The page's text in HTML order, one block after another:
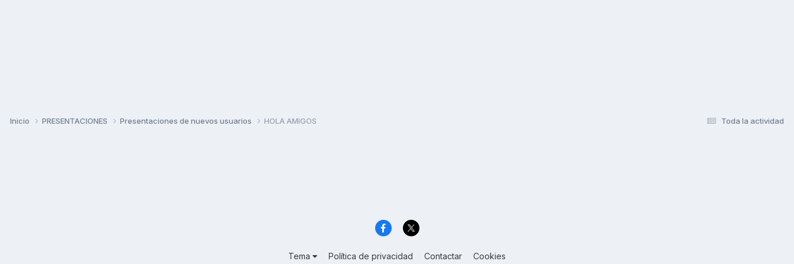
Toda la actividad
Inicio PRESENTACIONES Presentaciones de nuevos usuarios HOLA AMIGOS
Tema Política de privacidad Contactar Cookies